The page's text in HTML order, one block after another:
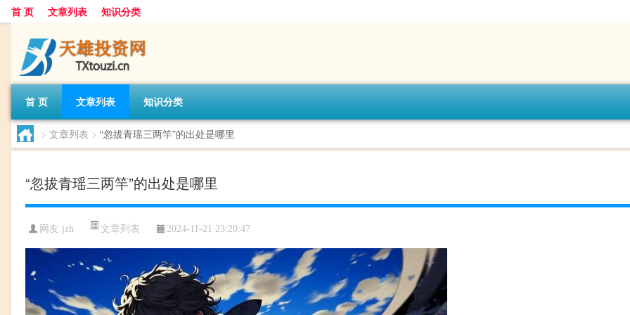
首 页 文章列表 知识分类
首 页 文章列表 知识分类
> 文章列表 > “忽拔青瑶三两竿”的出处是哪里
“忽拔青瑶三两竿”的出处是哪里
网友:jzh 文章列表 2024-11-21 23:20:47